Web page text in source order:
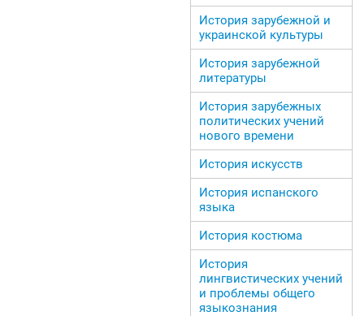
История зарубежной и
украинской культуры
История зарубежной
литературы
История зарубежных
политических учений
нового времени
История искусств
История испанского
языка
История костюма
История
лингвистических учений
и проблемы общего
языкознания